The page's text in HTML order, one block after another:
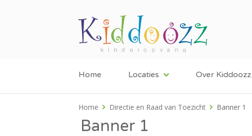
Home Locaties Over Kiddoozz
Home Directie en Raad van Toezicht Banner 1
Banner 1